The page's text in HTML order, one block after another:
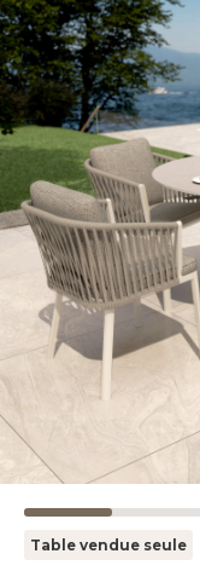
Table vendue seule